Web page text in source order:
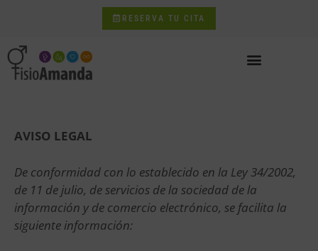
RESERVA TU CITA
AVISO LEGAL
De conformidad con lo establecido en la Ley 34/2002,
de 11 de julio, de servicios de la sociedad de la
información y de comercio electrónico, se facilita la
siguiente información: